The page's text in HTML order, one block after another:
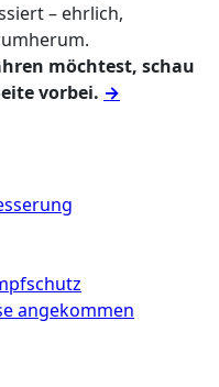
– ehrlich,
möchtest, schau
vorbei. →
angekommen